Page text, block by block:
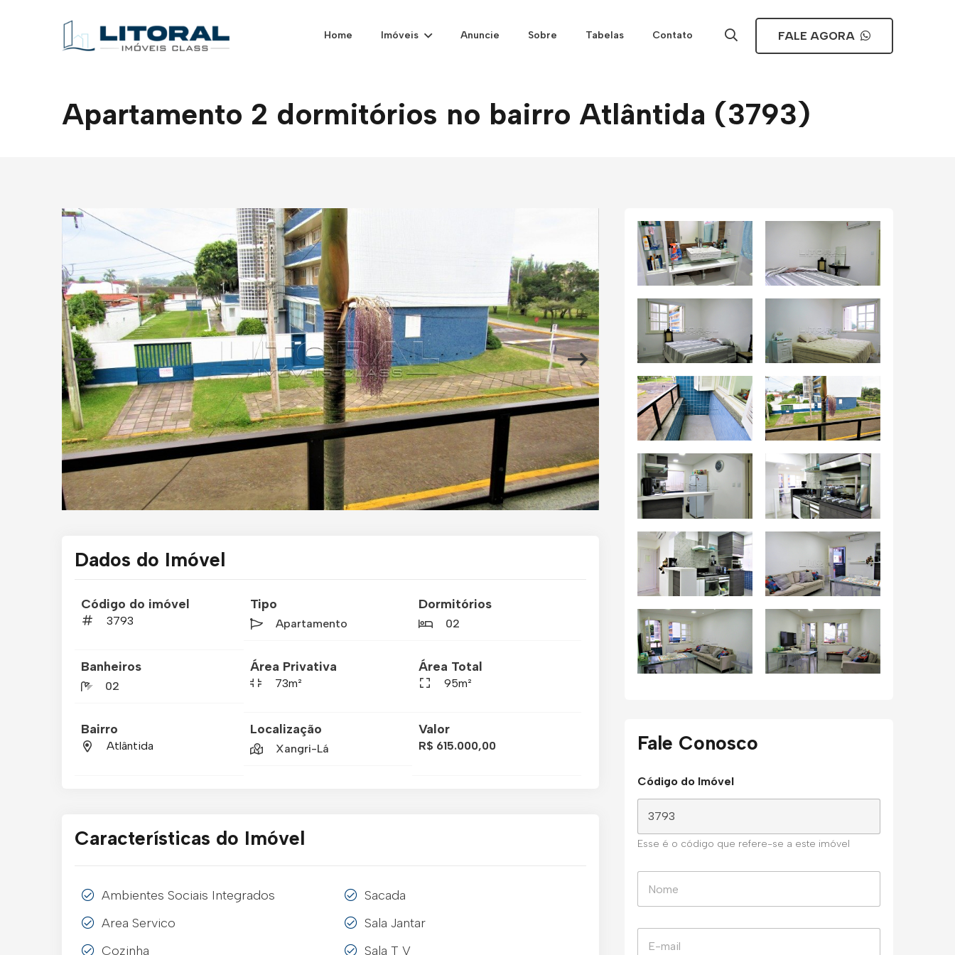
Home Imóveis Anuncie Sobre Tabelas Contato FALE AGORA
Apartamento 2 dormitórios no bairro Atlântida (3793)
Dados do Imóvel
Código do imóvel
3793
Tipo
Apartamento
Dormitórios
02
Banheiros
02
Área Privativa
73m²
Área Total
95m²
Bairro
Atlântida
Localização
Xangri-Lá
Valor
R$ 615.000,00
Características do Imóvel
Ambientes Sociais Integrados
Area Servico
Cozinha
Sacada
Sala Jantar
Sala T V
Fale Conosco
Código do Imóvel
Esse é o código que refere-se a este imóvel